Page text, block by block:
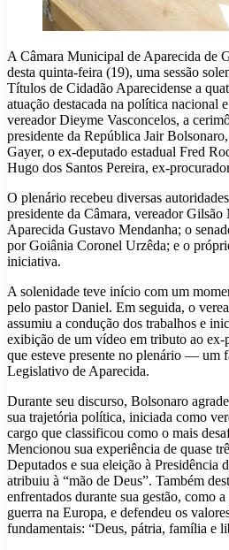
A Câmara Municipal de Aparecida de
desta quinta-feira (19), uma sessão
Títulos de Cidadão Aparecidense a
atuação destacada na política nacional
vereador Dieyme Vasconcelos, a
presidente da República Jair
Gayer, o ex-deputado estadual Fred
Hugo dos Santos Pereira, ex-
O plenário recebeu diversas
presidente da Câmara, vereador
Aparecida Gustavo Mendanha; o
por Goiânia Coronel Urzêda; e o
iniciativa.
A solenidade teve início com um
pelo pastor Daniel. Em seguida, o
assumiu a condução dos trabalhos e
exibição de um vídeo em tributo ao ex-
que esteve presente no plenário — um
Legislativo de Aparecida.
Durante seu discurso, Bolsonaro
sua trajetória política, iniciada como
cargo que classificou como o mais
Mencionou sua experiência de quase
Deputados e sua eleição à Presidência
atribuiu à “mão de Deus”. Também
enfrentados durante sua gestão, como
guerra na Europa, e defendeu os
fundamentais: “Deus, pátria, família e